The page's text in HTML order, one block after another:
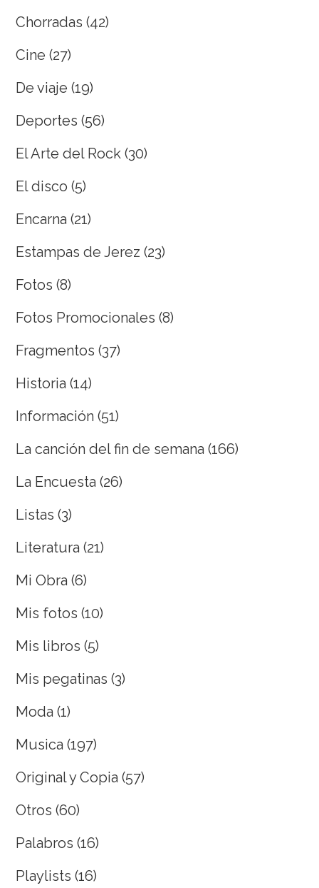
Chorradas (42)
Cine (27)
De viaje (19)
Deportes (56)
El Arte del Rock (30)
El disco (5)
Encarna (21)
Estampas de Jerez (23)
Fotos (8)
Fotos Promocionales (8)
Fragmentos (37)
Historia (14)
Información (51)
La canción del fin de semana (166)
La Encuesta (26)
Listas (3)
Literatura (21)
Mi Obra (6)
Mis fotos (10)
Mis libros (5)
Mis pegatinas (3)
Moda (1)
Musica (197)
Original y Copia (57)
Otros (60)
Palabros (16)
Playlists (16)